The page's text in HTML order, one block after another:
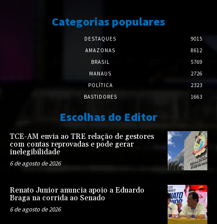
Categorias populares
DESTAQUES
9015
AMAZONAS
8612
BRASIL
5769
MANAUS
2726
POLÍTICA
2323
BASTIDORES
1663
Escolhas do Editor
TCE-AM envia ao TRE relação de gestores
com contas reprovadas e pode gerar
inelegibilidade
6 de agosto de 2026
Renato Junior anuncia apoio a Eduardo
Braga na corrida ao Senado
6 de agosto de 2026